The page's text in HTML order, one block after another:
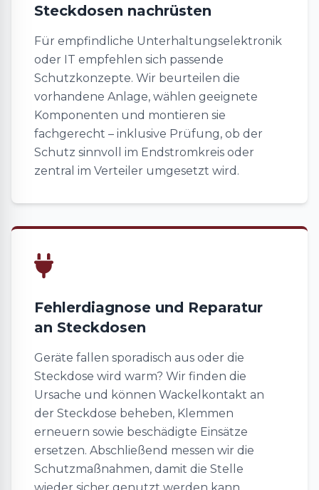
Steckdosen nachrüsten
Für empfindliche Unterhaltungselektronik
oder IT empfehlen sich passende
Schutzkonzepte. Wir beurteilen die
vorhandene Anlage, wählen geeignete
Komponenten und montieren sie
fachgerecht – inklusive Prüfung, ob der
Schutz sinnvoll im Endstromkreis oder
zentral im Verteiler umgesetzt wird.
Fehlerdiagnose und Reparatur
an Steckdosen
Geräte fallen sporadisch aus oder die
Steckdose wird warm? Wir finden die
Ursache und können Wackelkontakt an
der Steckdose beheben, Klemmen
erneuern sowie beschädigte Einsätze
ersetzen. Abschließend messen wir die
Schutzmaßnahmen, damit die Stelle